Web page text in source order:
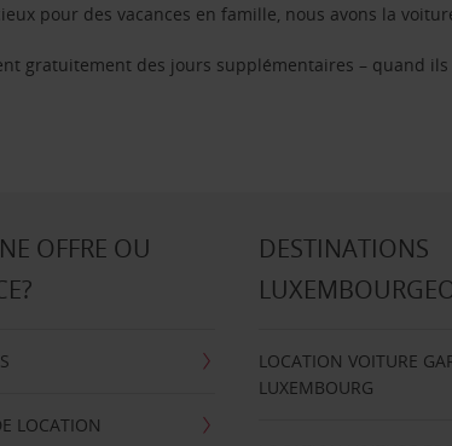
pour des vacances en famille, nous avons la
gratuitement des jours supplémentaires – quand
OFFRE OU
LOCATION
DESTINATIONS
LOCATION VOITURE
LUXEMBOURG